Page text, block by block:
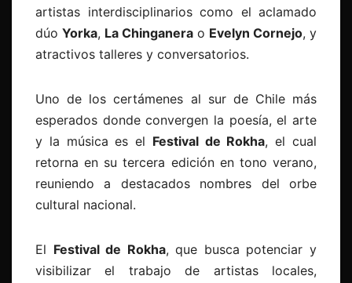
artistas interdisciplinarios como el aclamado
dúo Yorka, La Chinganera o Evelyn Cornejo, y
atractivos talleres y conversatorios.
Uno de los certámenes al sur de Chile más
esperados donde convergen la poesía, el arte
y la música es el Festival de Rokha, el cual
retorna en su tercera edición en tono verano,
reuniendo a destacados nombres del orbe
cultural nacional.
El Festival de Rokha, que busca potenciar y
visibilizar el trabajo de artistas locales,